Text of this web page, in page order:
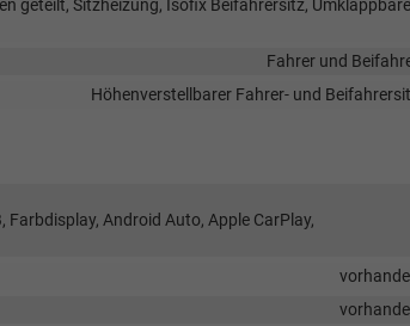
geteilt, Sitzheizung, Isofix Beifahrersitz,
Fahrer und
Höhenverstellbarer Fahrer- und
Android Auto, Apple CarPlay,